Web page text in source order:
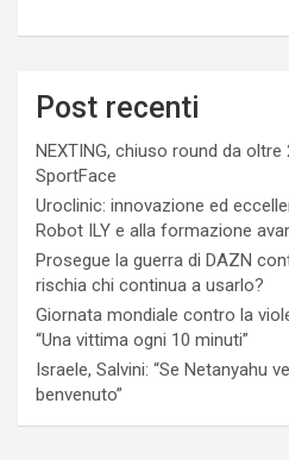
Post recenti
NEXTING, chiuso round da
SportFace
Uroclinic: innovazione ed
Robot ILY e alla formazione
Prosegue la guerra di DAZN
rischia chi continua a usarlo?
Giornata mondiale contro la
“Una vittima ogni 10 minuti”
Israele, Salvini: “Se Netanyahu
benvenuto”